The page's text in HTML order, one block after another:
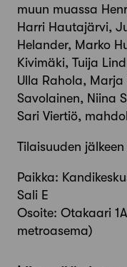
muun muassa
Harri Hautajärvi,
Helander, Marko
Kivimäki, Tuija
Ulla Rahola, Marja
Savolainen, Niina
Sari Viertiö,
Tilaisuuden
Paikka:
Sali E
Osoite: Otakaari
metroasema)